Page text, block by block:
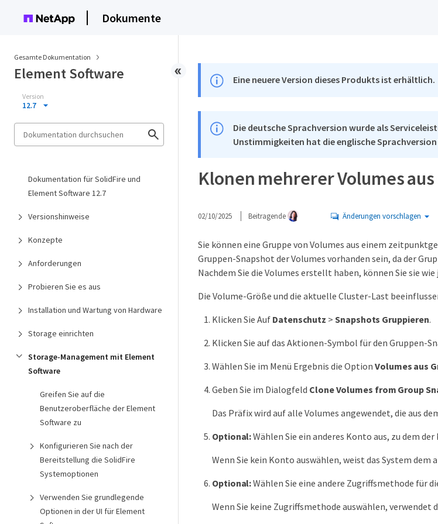
Dokumente
Gesamte Dokumentation
Element Software
Version
12.7
Dokumentation für SolidFire und
Element Software 12.7
Versionshinweise
Konzepte
Anforderungen
Probieren Sie es aus
Installation und Wartung von Hardware
Storage einrichten
Storage-Management mit Element
Software
Greifen Sie auf die
Benutzeroberfläche der Element
Software zu
Konfigurieren Sie nach der
Bereitstellung die SolidFire
Systemoptionen
Verwenden Sie grundlegende
Optionen in der UI für Element
Eine neuere Version dieses Produkts ist erhältlich.
Die deutsche Sprachversion wurde als
Unstimmigkeiten hat die englische
Klonen mehrerer Volumes
02/10/2025 Beitragende Änderungen vorschlagen
Sie können eine Gruppe von Volumes aus einem
Gruppen-Snapshot der Volumes vorhanden sein, da der
Nachdem Sie die Volumes erstellt haben, können Sie sie
Die Volume-Größe und die aktuelle Cluster-Last
Klicken Sie Auf Datenschutz >Snapshots Gruppieren.
Klicken Sie auf das Aktionen-Symbol für den Gruppen-
Wählen Sie im Menü Ergebnis die Option Volumes aus
Geben Sie im Dialogfeld Clone Volumes from Group
Das Präfix wird auf alle Volumes angewendet, die aus
Optional:Wählen Sie ein anderes Konto aus, zu dem
Wenn Sie kein Konto auswählen, weist das System
Optional:Wählen Sie eine andere Zugriffsmethode für
Wenn Sie keine Zugriffsmethode auswählen, verwendet